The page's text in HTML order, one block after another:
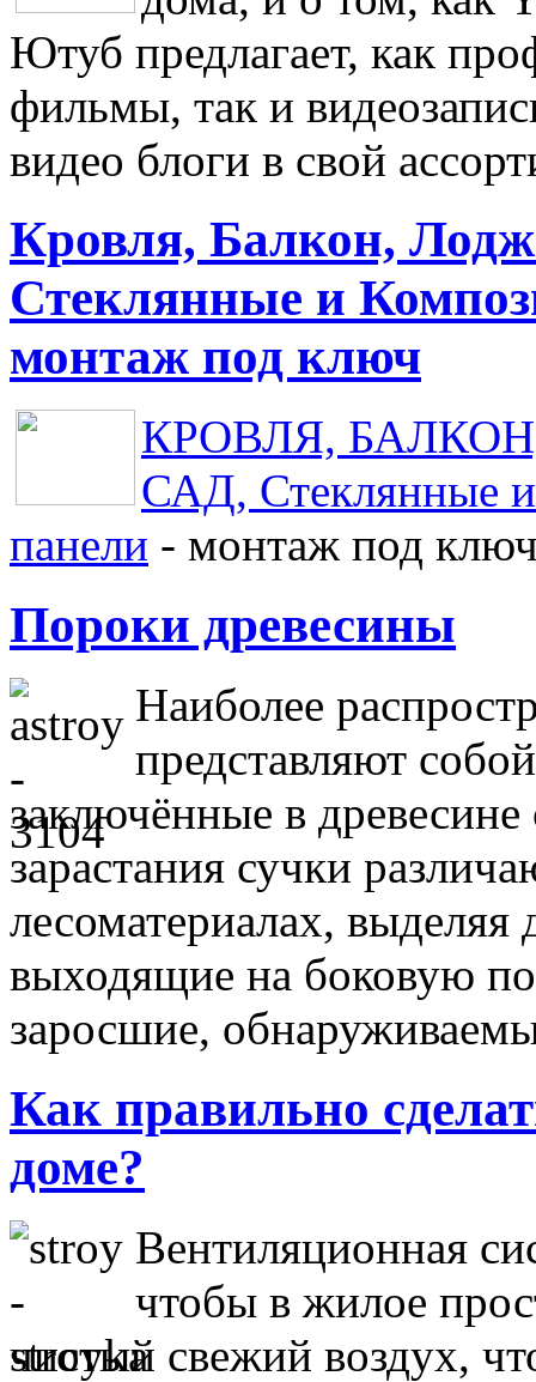
Ютуб предлагает, как
фильмы, так и
видео блоги в свой
Кровля, Балкон,
Стеклянные и
монтаж под ключ
КРОВЛЯ, БАЛКОН,
САД, Стеклянные
панели - монтаж под
Пороки древесины
Наиболее
представляют
заключённые в
зарастания сучки
лесоматериалах, выделяя
выходящие на боковую
заросшие,
Как правильно
доме?
Вентиляционная
чтобы в жилое
чистый свежий воздух,